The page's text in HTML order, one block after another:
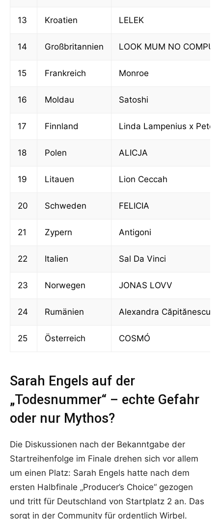
13 Kroatien LELEK
14 Großbritannien LOOK MUM NO
15 Frankreich Monroe
16 Moldau Satoshi
17 Finnland Linda Lampenius x Pete
18 Polen ALICJA
19 Litauen Lion Ceccah
20 Schweden FELICIA
21 Zypern Antigoni
22 Italien Sal Da Vinci
23 Norwegen JONAS LOVV
24 Rumänien Alexandra Căpitănescu
25 Österreich COSMÓ
Sarah Engels auf der
„Todesnummer“ – echte Gefahr
oder nur Mythos?
Die Diskussionen nach der Bekanntgabe der
Startreihenfolge im Finale drehen sich vor allem
um einen Platz: Sarah Engels hatte nach dem
ersten Halbfinale „Producer’s Choice“ gezogen
und tritt für Deutschland von Startplatz 2 an. Das
sorgt in der Community für ordentlich Wirbel.